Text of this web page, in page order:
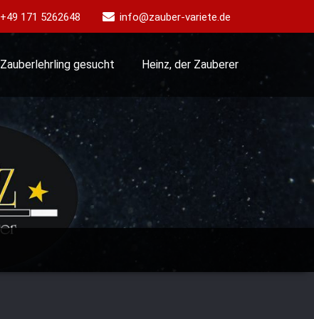
+49 171 5262648 info@zauber-variete.de
Zauberlehrling gesucht Heinz, der Zauberer